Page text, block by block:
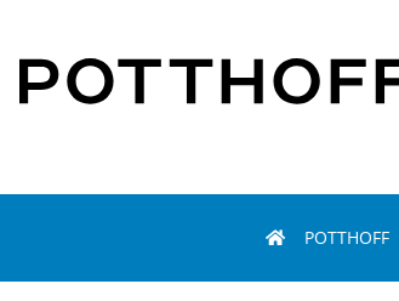
POTTHOFF